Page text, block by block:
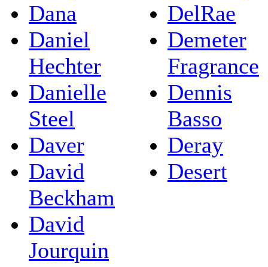
Dana
Daniel
Hechter
Danielle
Steel
Daver
David
Beckham
David
Jourquin
DelRae
Demeter
Fragrance
Dennis
Basso
Deray
Desert